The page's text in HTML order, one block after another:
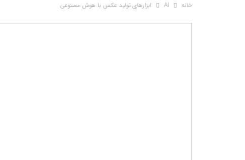
خانه AI ابزارهای تولید عکس با هوش مصنوعی